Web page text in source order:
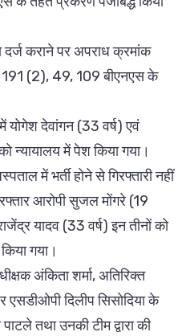
दर्ज कराने पर अपराध क्रमांक
(2), 49, 109 बीएनएस के
योगेश देवांगन (33 वर्ष) एवं
न्यायालय में पेश किया गया।
में भर्ती होने से गिरफ्तारी नहीं
आरोपी सुजल मोंगरे (19
यादव (33 वर्ष) इन तीनों को
गया।
अंकिता शर्मा, अतिरिक्त
एसडीओपी दिलीप सिसोदिया के
तथा उनकी टीम द्वारा की